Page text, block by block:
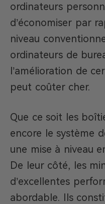
ordinateurs
d’économiser par
niveau
ordinateurs de
l’amélioration de
peut coûter cher.
Que ce soit les
encore le système
une mise à niveau
De leur côté, les
d’excellentes
abordable. Ils